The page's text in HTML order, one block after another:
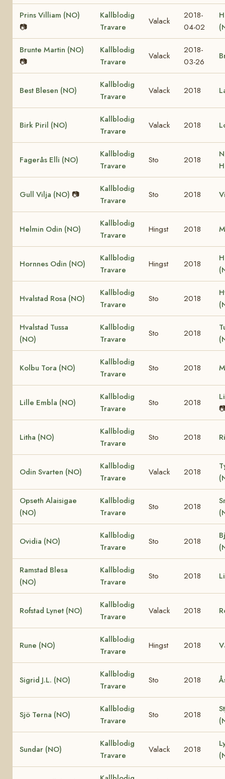
Prins Villiam (NO)
📷
Kallblodig
Travare
Valack
2018-
04-02
Brunte Martin (NO)
📷
Kallblodig
Travare
Valack
2018-
03-26
Best Blesen (NO)
Kallblodig
Travare
Valack 2018
Birk Piril (NO)
Kallblodig
Travare
Valack 2018
Fagerås Elli (NO)
Kallblodig
Travare
Sto 2018
Gull Vilja (NO) 📷
Kallblodig
Travare
Sto 2018
Helmin Odin (NO)
Kallblodig
Travare
Hingst 2018
Hornnes Odin (NO)
Kallblodig
Travare
Hingst 2018
Hvalstad Rosa (NO)
Kallblodig
Travare
Sto 2018
Hvalstad Tussa
(NO)
Kallblodig
Travare
Sto 2018
Kolbu Tora (NO)
Kallblodig
Travare
Sto 2018
Lille Embla (NO)
Kallblodig
Travare
Sto 2018
Litha (NO)
Kallblodig
Travare
Sto 2018
Odin Svarten (NO)
Kallblodig
Travare
Valack 2018
Opseth Alaisigae
(NO)
Kallblodig
Travare
Sto 2018
Ovidia (NO)
Kallblodig
Travare
Sto 2018
Ramstad Blesa
(NO)
Kallblodig
Travare
Sto 2018
Rofstad Lynet (NO)
Kallblodig
Travare
Valack 2018
Rune (NO)
Kallblodig
Travare
Hingst 2018
Sigrid J.L. (NO)
Kallblodig
Travare
Sto 2018
Sjö Terna (NO)
Kallblodig
Travare
Sto 2018
Sundar (NO)
Kallblodig
Travare
Valack 2018